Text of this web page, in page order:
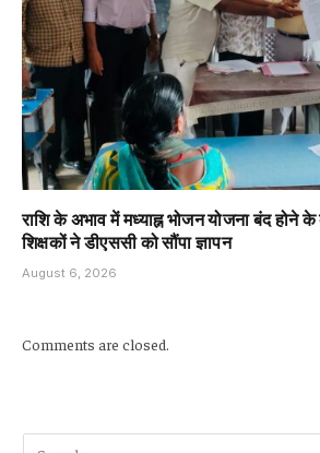
राशि के अभाव में मध्याह्न भोजन योजना बंद होने के
शिक्षकों ने डीएससी को सौंपा ज्ञापन
August 6, 2026
Comments are closed.